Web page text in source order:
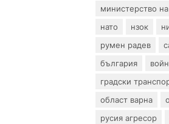
министерство
нато
нзок
румен радев
българия
градски
област варна
русия агресор